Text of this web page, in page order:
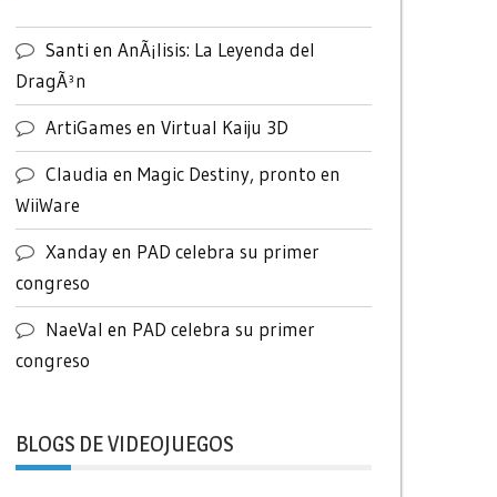
Santi en AnÃ¡lisis: La Leyenda del
DragÃ³n
ArtiGames en Virtual Kaiju 3D
Claudia en Magic Destiny, pronto en
WiiWare
Xandayen PAD celebra su primer
congreso
NaeVal en PAD celebra su primer
congreso
BLOGS DE VIDEOJUEGOS